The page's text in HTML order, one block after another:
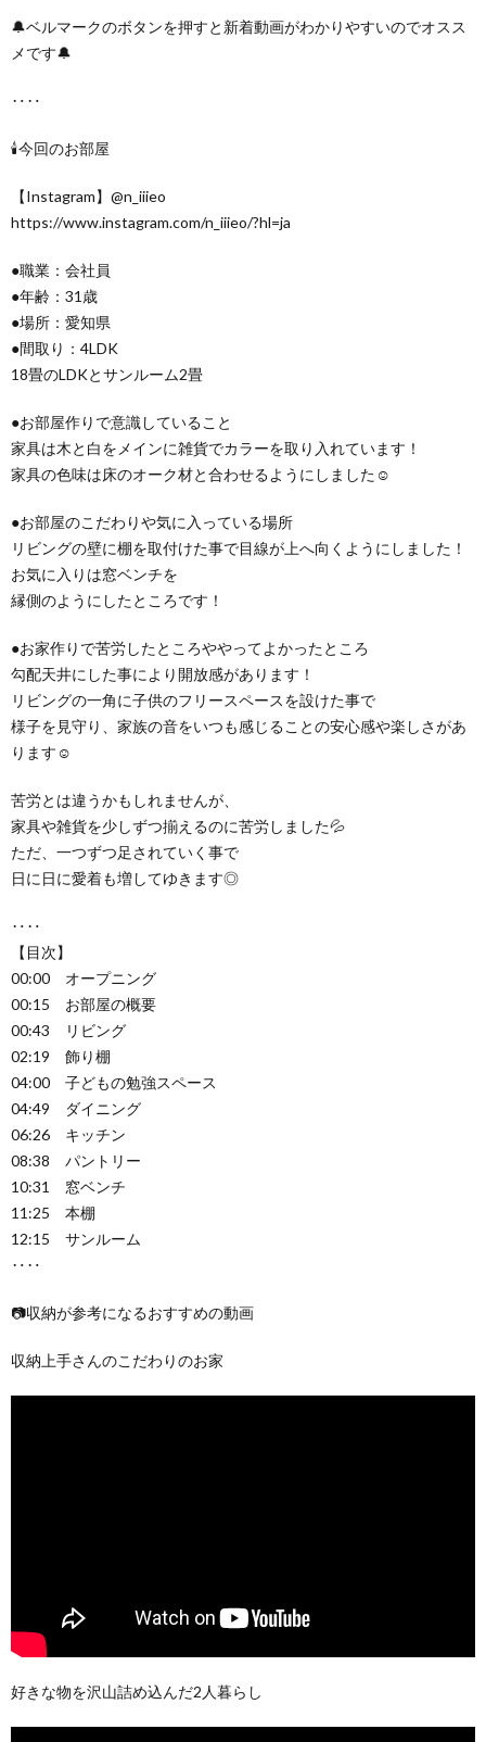
🔔ベルマークのボタンを押すと新着動画がわかりやすいのでオスス
メです🔔
‥‥
🕯今回のお部屋
【Instagram】@n_iiieo
https://www.instagram.com/n_iiieo/?hl=ja
●職業：会社員
●年齢：31歳
●場所：愛知県
●間取り：4LDK
18畳のLDKとサンルーム2畳
●お部屋作りで意識していること
家具は木と白をメインに雑貨でカラーを取り入れています！
家具の色味は床のオーク材と合わせるようにしました☺
●お部屋のこだわりや気に入っている場所
リビングの壁に棚を取付けた事で目線が上へ向くようにしました！
お気に入りは窓ベンチを
縁側のようにしたところです！
●お家作りで苦労したところややってよかったところ
勾配天井にした事により開放感があります！
リビングの一角に子供のフリースペースを設けた事で
様子を見守り、家族の音をいつも感じることの安心感や楽しさがあ
ります☺
苦労とは違うかもしれませんが、
家具や雑貨を少しずつ揃えるのに苦労しました💦
ただ、一つずつ足されていく事で
日に日に愛着も増してゆきます◎
‥‥
【目次】
00:00 オープニング
00:15 お部屋の概要
00:43 リビング
02:19 飾り棚
04:00 子どもの勉強スペース
04:49 ダイニング
06:26 キッチン
08:38 パントリー
10:31 窓ベンチ
11:25 本棚
12:15 サンルーム
‥‥
📷収納が参考になるおすすめの動画
収納上手さんのこだわりのお家
好きな物を沢山詰め込んだ2人暮らし